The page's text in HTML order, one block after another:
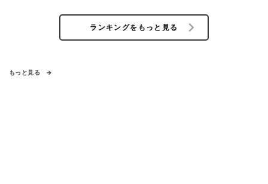
ランキングをもっと見る
もっと見る